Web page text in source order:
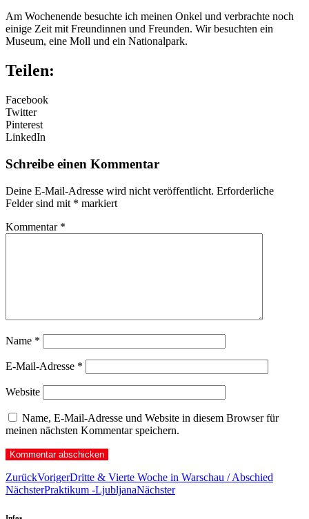
Am Wochenende besuchte ich meinen Onkel und verbrachte noch
einige Zeit mit Freundinnen und Freunden. Wir besuchten ein
Museum, eine Moll und ein Nationalpark.
Teilen:
Facebook
Twitter
Pinterest
LinkedIn
Schreibe einen Kommentar
Deine E-Mail-Adresse wird nicht veröffentlicht. Erforderliche
Felder sind mit * markiert
Kommentar *
Name *
E-Mail-Adresse *
Website
Name, E-Mail-Adresse und Website in diesem Browser für
meinen nächsten Kommentar speichern.
ZurückVorigerDritte & Vierte Woche in Warschau / Abschied
NächsterPraktikum -LjubljanaNächster
Infos